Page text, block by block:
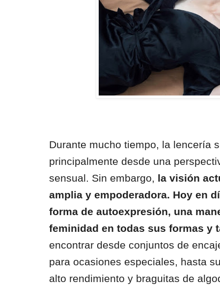
Durante mucho tiempo, la lencería
principalmente desde una
sensual. Sin embargo, la visión
amplia y empoderadora. Hoy en
forma de autoexpresión, una
feminidad en todas sus formas y
encontrar desde conjuntos de
para ocasiones especiales, hasta
alto rendimiento y braguitas de